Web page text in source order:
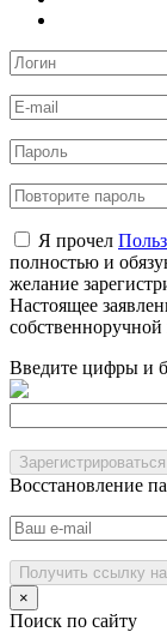
Я прочел
полностью и
желание
Настоящее
Введите цифры и
Зарегистрироваться
Восстановление
Получить ссылку
×
Поиск по сайту